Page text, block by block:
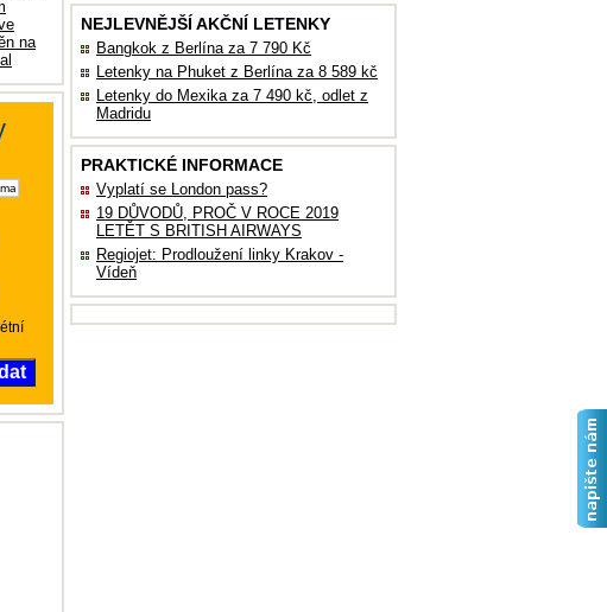
NEJLEVNĚJŠÍ AKČNÍ LETENKY
Bangkok z Berlína za 7 790 Kč
Letenky na Phuket z Berlína za 8 589 kč
Letenky do Mexika za 7 490 kč, odlet z
Madridu
PRAKTICKÉ INFORMACE
Vyplatí se London pass?
19 DŮVODŮ, PROČ V ROCE 2019
LETĚT S BRITISH AIRWAYS
Regiojet: Prodloužení linky Krakov -
Vídeň
na